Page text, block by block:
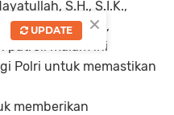
S.H., S.I.K.,
Wawan Ridwan,
patroli malam ini
Polri untuk memastikan
memberikan
×
UPDATE